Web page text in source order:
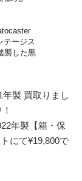
テージス
襲した黒
年製 買取りまし
年製【箱・保
にて¥19,800で